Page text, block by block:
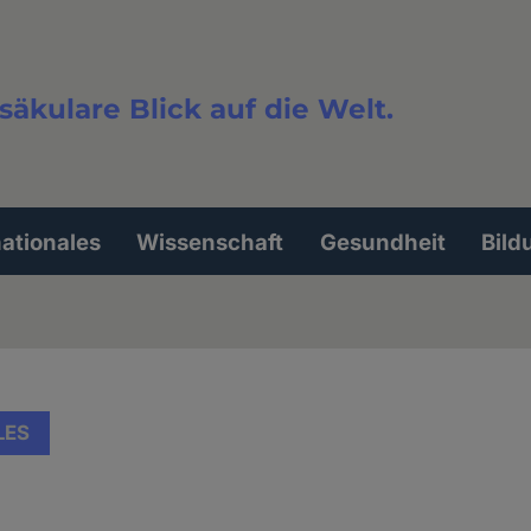
Blick auf die Welt.
Wissenschaft Gesundheit